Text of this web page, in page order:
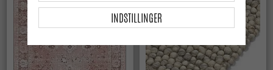
INDSTILLINGER